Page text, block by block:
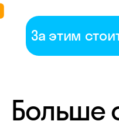
За этим
Нельзяграм →
Всем-